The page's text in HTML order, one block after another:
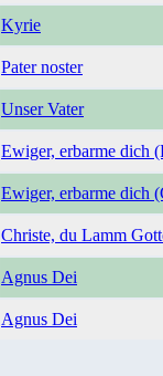
Kyrie
Pater noster
Unser Vater
Ewiger, erbarme dich
Ewiger, erbarme dich
Christe, du Lamm
Agnus Dei
Agnus Dei